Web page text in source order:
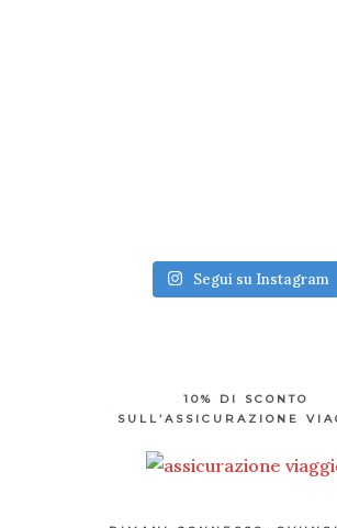
Segui su Instagram
10% DI SCONTO
SULL’ASSICURAZIONE